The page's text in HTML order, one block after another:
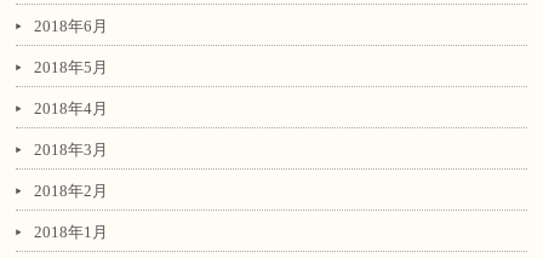
2018年6月
2018年5月
2018年4月
2018年3月
2018年2月
2018年1月